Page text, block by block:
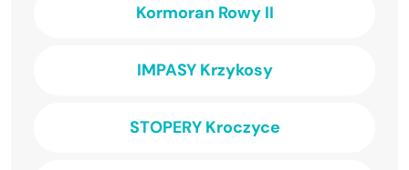
Kormoran Rowy II
IMPASY Krzykosy
STOPERY Kroczyce